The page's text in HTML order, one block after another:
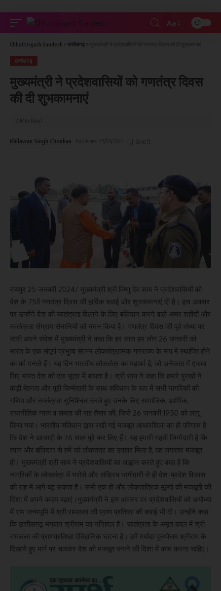
Aa
Chhattisgarh Sandesh > छत्तीसगढ़ >
छत्तीसगढ़
मुख्यमंत्री ने प्रदेशवासियों को गणतंत्र दिवस
की दी शुभकामनाएं
Khilawan Singh Chouhan
रायपुर 25 जनवरी 2024/ मुख्यमंत्री श्री विष्णु देव साय ने प्रदेशवासियों को
देश के 75वें गणतंत्र दिवस की हार्दिक बधाई और शुभकामनाएं दी है। इस अवसर
पर उन्होंने देश को स्वतंत्रता दिलाने के लिए बलिदान करने वाले अमर शहीदों और
स्वतंत्रता संग्राम सेनानियों को नमन किया है। गणतंत्र दिवस की पूर्व संध्या पर
जारी अपने संदेश में मुख्यमंत्री ने कहा कि हर साल हम लोग 26 जनवरी को
भारत के एक संपूर्ण प्रभुत्व संपन्न लोकतंत्रात्मक गणराज्य के रूप में स्थापित होने
का पर्व मनाते हैं। यह दिन भारतीय लोकतंत्र का महापर्व है, जो अनेकता में एकता
लिए भारत देश को एक सूत्र में बांधता है। श्री साय ने कहा कि हमारे पुरखों ने
कड़ी मेहनत और पूरी जिम्मेदारी के साथ संविधान के रूप में सभी नागरिकों की
गरिमा और स्वतंत्रता सुनिश्चित करते हुए उनके लिए सामाजिक, आर्थिक,
राजनीतिक न्याय व समता की राह तैयार की, जिसे 26 जनवरी 1950 को लागू
किया गया। भारतीय संविधान द्वारा रखी गई मजबूत आधारशिला का ही परिणाम है
कि देश ने आजादी के 76 साल पूरे कर लिए हैं। यह हमारी महती जिम्मेदारी है कि
त्याग और बलिदान से हमें जो लोकतंत्र का उपहार मिला है, वह लगातार मजबूत
हो। मुख्यमंत्री श्री साय ने प्रदेशवासियों का आह्वान करते हुए कहा है कि
नागरिकों के लोकतंत्र में भरोसे और सक्रिय भागीदारी से ही देश-प्रदेश विकास
की राह में आगे बढ़ सकता है। सभी एक हों और लोकतांत्रिक मूल्यों की मजबूती की
दिशा में अपने कदम बढ़ाएं।मुख्यमंत्री ने इस अवसर पर प्रदेशवासियों को अयोध्या
में राम जन्मभूमि में श्री रामलला की प्राण प्रतिष्ठा की बधाई भी दी। उन्होंने कहा
कि छत्तीसगढ़ भगवान श्रीराम का ननिहाल है। स्वतंत्रता के अमृत काल में श्री
रामलला की प्राणप्रतिष्ठा ऐतिहासिक घटना है। हमें मर्यादा पुरुषोत्तम श्रीराम के
दिखाये हुए मार्ग पर चलकर देश को मजबूत बनाने की दिशा में काम करना चाहिए।